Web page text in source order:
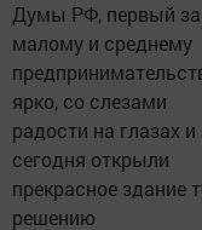
Думы РФ, первый
малому и среднему
ярко, со слезами
радости на глазах
сегодня открыли
прекрасное здание
решению